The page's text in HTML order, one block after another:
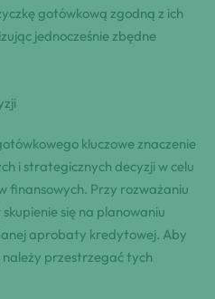
gotówkową zgodną z ich
jednocześnie zbędne
kluczowe znaczenie
i strategicznych decyzji w celu
finansowych. Przy rozważaniu
się na planowaniu
aprobaty kredytowej. Aby
przestrzegać tych